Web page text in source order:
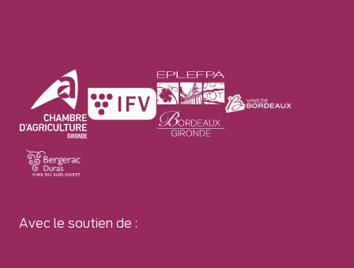
Avec le soutien de :